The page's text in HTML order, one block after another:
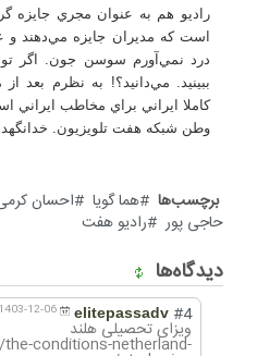
راديو هم به عنوان مجري جايزه
است که مديران جايزه مي‌دهند و
درد نمي‌آورم سوسن جون. اگر
ببينيد. مي‌دانيد؟! به نظرم بعد
کاملا ايراني براي مخاطب
وطن شبکه هفت تلويزيون.
برچسب‌ها هما گویا احسان
حاجی پور
رادیو هفت
دیدگاه‌ها
#4
elitepassadv
1403-12-06 03:39
ویزای تحصیلی هلند
conditions-netherland-